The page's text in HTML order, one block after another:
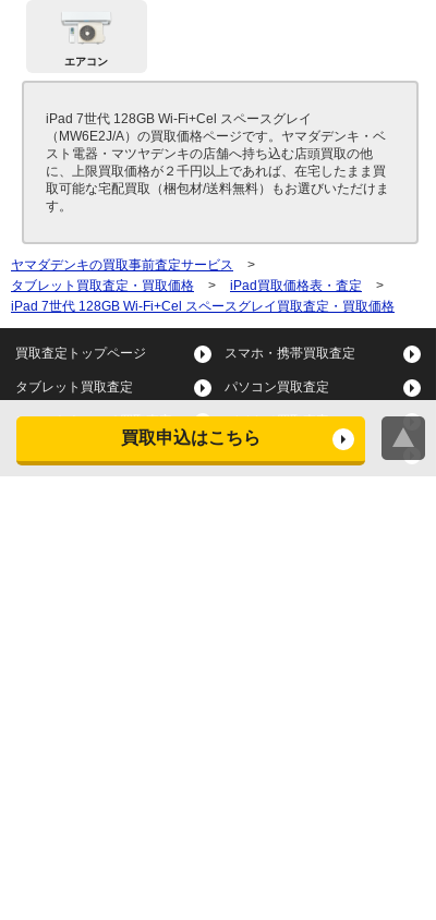
買取申込はこちら
エアコン
iPad 7世代 128GB Wi-Fi+Cel スペースグレイ
（MW6E2J/A）の買取価格ページです。ヤマダデンキ・ベ
スト電器・マツヤデンキの店舗へ持ち込む店頭買取の他
に、上限買取価格が２千円以上であれば、在宅したまま買
取可能な宅配買取（梱包材/送料無料）もお選びいただけま
す。
ヤマダデンキの買取事前査定サービス
>
タブレット買取査定・買取価格
> iPad買取価格表・査定
>
iPad 7世代 128GB Wi-Fi+Cel スペースグレイ買取査定・買取価格
買取査定トップページ スマホ・携帯買取査定
タブレット買取査定 パソコン買取査定
スマートウォッチ買取査定 デジカメ買取査定